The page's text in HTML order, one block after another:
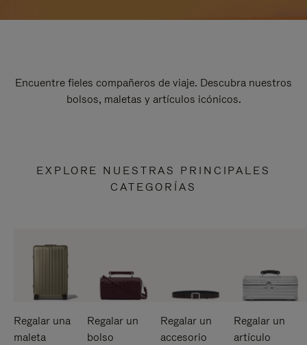
Encuentre fieles compañeros de viaje. Descubra nuestros
bolsos, maletas y artículos icónicos.
EXPLORE NUESTRAS PRINCIPALES
CATEGORÍAS
Regalar una
maleta
Regalar un
bolso
Regalar un
accesorio
Regalar un
artículo